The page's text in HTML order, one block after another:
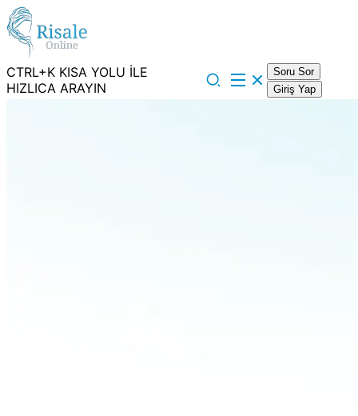
CTRL+K KISA YOLU İLE
HIZLICA ARAYIN
Soru Sor
Giriş Yap